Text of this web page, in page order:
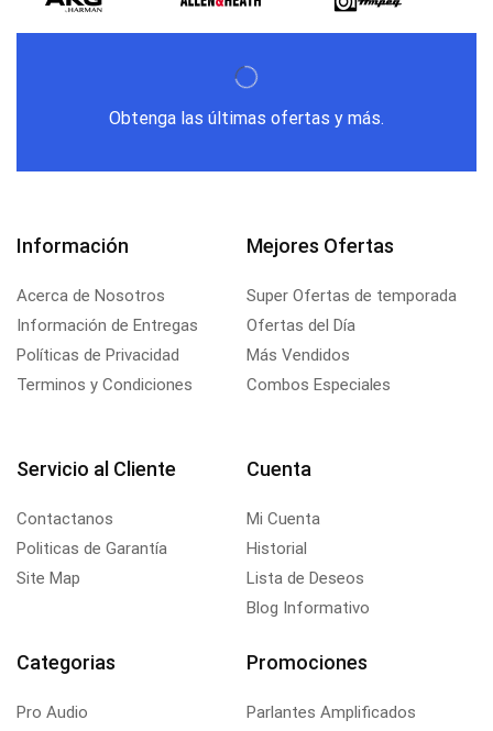
Obtenga las últimas ofertas y más.
Información
Acerca de Nosotros
Información de Entregas
Políticas de Privacidad
Terminos y Condiciones
Mejores Ofertas
Super Ofertas de temporada
Ofertas del Día
Más Vendidos
Combos Especiales
Servicio al Cliente
Contactanos
Politicas de Garantía
Site Map
Cuenta
Mi Cuenta
Historial
Lista de Deseos
Blog Informativo
Categorias
Pro Audio
Promociones
Parlantes Amplificados